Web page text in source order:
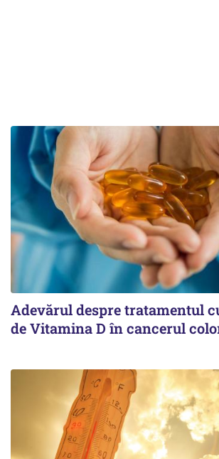
Adevărul despre tratamentul
de Vitamina D în cancerul